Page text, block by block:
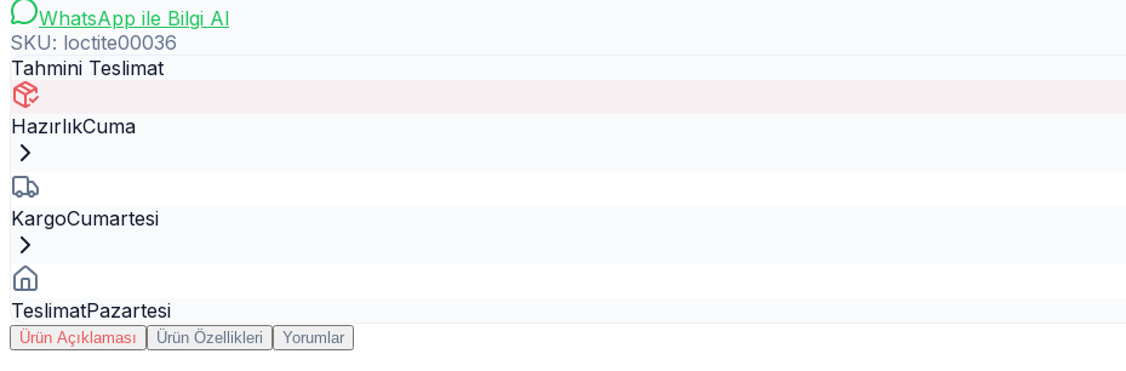
WhatsApp ile Bilgi Al
SKU: loctite00036
Tahmini Teslimat
HazırlıkCuma
KargoCumartesi
TeslimatPazartesi
Ürün Açıklaması Ürün Özellikleri Yorumlar